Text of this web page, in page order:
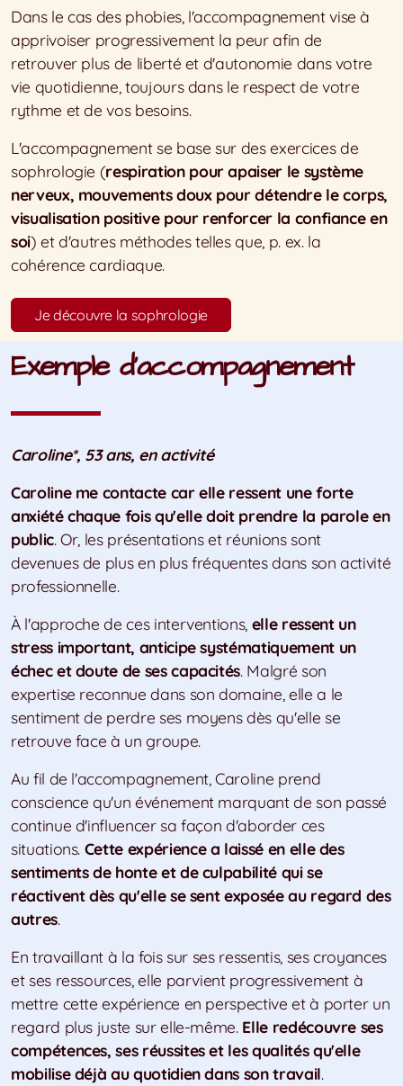
Dans le cas des phobies, l'accompagnement vise à
apprivoiser progressivement la peur afin de
retrouver plus de liberté et d'autonomie dans votre
vie quotidienne, toujours dans le respect de votre
rythme et de vos besoins.
L'accompagnement se base sur des exercices de
sophrologie (respiration pour apaiser le système
nerveux, mouvements doux pour détendre le corps,
visualisation positive pour renforcer la confiance en
soi) et d'autres méthodes telles que, p. ex. la
cohérence cardiaque.
Je découvre la sophrologie
Exemple d'accompagnement
Caroline*, 53 ans, en activité
Caroline me contacte car elle ressent une forte
anxiété chaque fois qu'elle doit prendre la parole en
public. Or, les présentations et réunions sont
devenues de plus en plus fréquentes dans son activité
professionnelle.
À l'approche de ces interventions, elle ressent un
stress important, anticipe systématiquement un
échec et doute de ses capacités. Malgré son
expertise reconnue dans son domaine, elle a le
sentiment de perdre ses moyens dès qu'elle se
retrouve face à un groupe.
Au fil de l'accompagnement, Caroline prend
conscience qu'un événement marquant de son passé
continue d'influencer sa façon d'aborder ces
situations. Cette expérience a laissé en elle des
sentiments de honte et de culpabilité qui se
réactivent dès qu'elle se sent exposée au regard des
autres.
En travaillant à la fois sur ses ressentis, ses croyances
et ses ressources, elle parvient progressivement à
mettre cette expérience en perspective et à porter un
regard plus juste sur elle-même. Elle redécouvre ses
compétences, ses réussites et les qualités qu'elle
mobilise déjà au quotidien dans son travail.